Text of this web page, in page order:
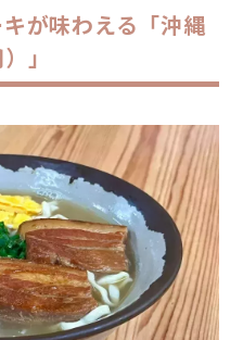
が味わえる「沖縄
」